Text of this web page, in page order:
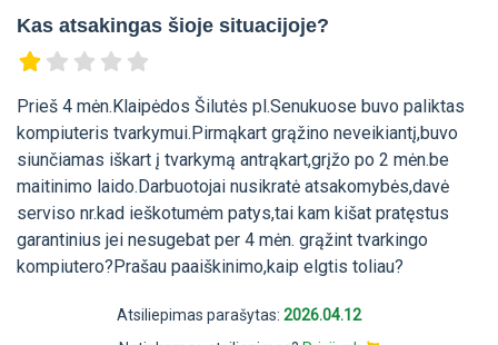
Kas atsakingas šioje situacijoje?
Prieš 4 mėn.Klaipėdos Šilutės pl.Senukuose buvo paliktas
kompiuteris tvarkymui.Pirmąkart grąžino neveikiantį,buvo
siunčiamas iškart į tvarkymą antrąkart,grįžo po 2 mėn.be
maitinimo laido.Darbuotojai nusikratė atsakomybės,davė
serviso nr.kad ieškotumėm patys,tai kam kišat pratęstus
garantinius jei nesugebat per 4 mėn. grąžint tvarkingo
kompiutero?Prašau paaiškinimo,kaip elgtis toliau?
Atsiliepimas parašytas: 2026.04.12